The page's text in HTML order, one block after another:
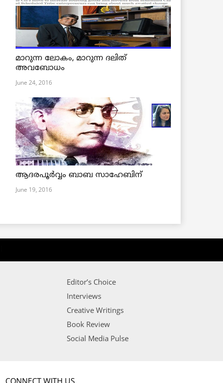
മാറുന്ന ലോകം, മാറുന്ന ദലിത്
അവബോധം
June 24, 2016
ആദരപൂര്‍വ്വം ബാബ സാഹേബിന്
June 19, 2016
Editor’s Choice
Interviews
Creative Writings
Book Review
Social Media Pulse